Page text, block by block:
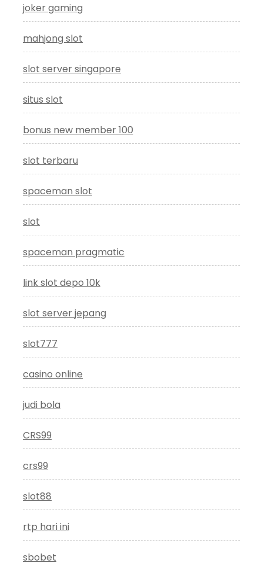
joker gaming
mahjong slot
slot server singapore
situs slot
bonus new member 100
slot terbaru
spaceman slot
slot
spaceman pragmatic
link slot depo 10k
slot server jepang
slot777
casino online
judi bola
CRS99
crs99
slot88
rtp hari ini
sbobet